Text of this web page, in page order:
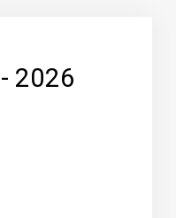
2026